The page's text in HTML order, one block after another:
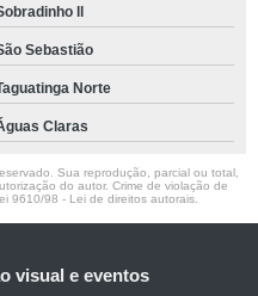
ll
Sebastião
Norte
Claras
Sua reprodução, parcial ou total,
do autor. Crime de violação de
9610/98 - Lei de direitos autorais
visual e eventos